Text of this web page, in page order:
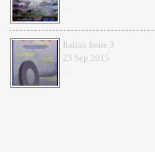
...
Italian Issue 3
23 Sep 2015
...